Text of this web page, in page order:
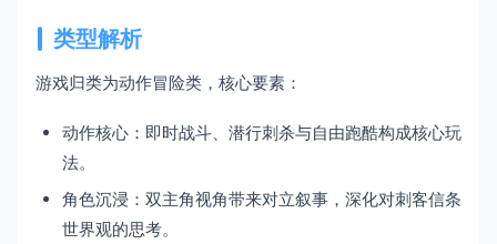
类型解析
游戏归类为动作冒险类，核心要素：
动作核心：即时战斗、潜行刺杀与自由跑酷构成核心玩
法。
角色沉浸：双主角视角带来对立叙事，深化对刺客信条
世界观的思考。